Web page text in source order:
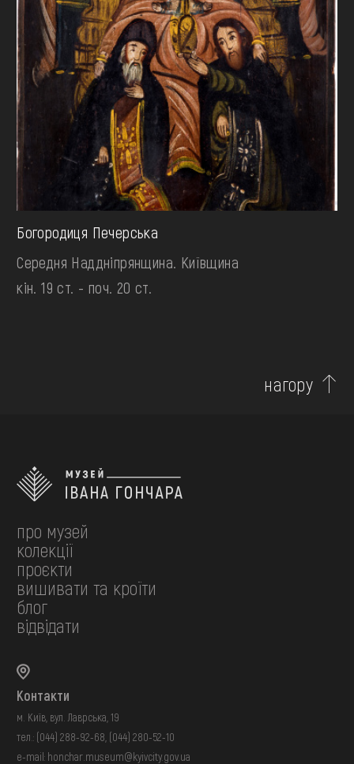
Богородиця Печерська
Середня Наддніпрянщина. Київщина
кін. 19 ст. - поч. 20 ст.
нагору
про музей
колекції
проєкти
вишивати та кроїти
блог
відвідати
Контакти
м. Київ, вул. Лаврська, 19
тел.: (044) 288-92-68 (044) 280-52-10
e-mail: honchar.museum@kyivcity.gov.ua